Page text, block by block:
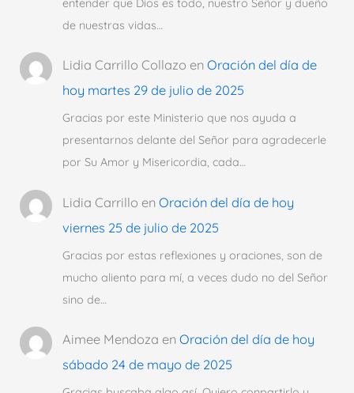
entender que Dios es todo, nuestro Señor y dueño
de nuestras vidas…
Lidia Carrillo Collazo en Oración del día de
hoy martes 29 de julio de 2025
Gracias por este Ministerio que nos ayuda a
presentarnos delante del Señor para agradecerle
por Su Amor y Misericordia, cada…
Lidia Carrillo en Oración del día de hoy
viernes 25 de julio de 2025
Gracias por estas reflexiones y oraciones, son de
mucho aliento para mí, a veces dudo no del Señor
sino de…
Aimee Mendoza en Oración del día de hoy
sábado 24 de mayo de 2025